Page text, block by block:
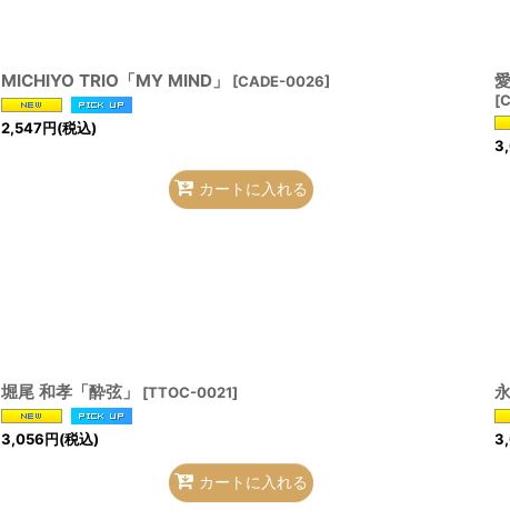
MICHIYO TRIO「MY MIND」 [CADE-0026]
2,547円(税込)
カートに入れる
[
堀尾 和孝「酔弦」 [TTOC-0021]
3,056円(税込)
カートに入れる